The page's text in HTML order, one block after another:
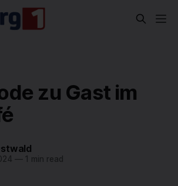
zu Gast im
—1 min read